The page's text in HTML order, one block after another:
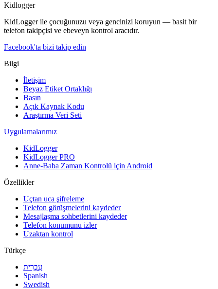
Kidlogger
KidLogger ile çocuğunuzu veya gencinizi koruyun — basit bir
telefon takipçisi ve ebeveyn kontrol aracıdır.
Facebook'ta bizi takip edin
Bilgi
İletişim
Beyaz Etiket Ortaklığı
Basın
Açık Kaynak Kodu
Araştırma Veri Seti
Uygulamalarımız
KidLogger
KidLogger PRO
Anne-Baba Zaman Kontrolü için Android
Özellikler
Uçtan uca şifreleme
Telefon görüşmelerini kaydeder
Mesajlaşma sohbetlerini kaydeder
Telefon konumunu izler
Uzaktan kontrol
Türkçe
עִבְרִית
Spanish
Swedish